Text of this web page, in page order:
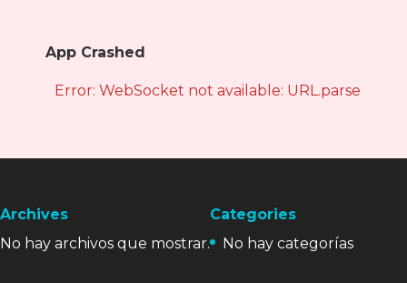
App Crashed
Error: WebSocket not available: URL.parse is
Archives
No hay archivos que mostrar.
Categories
No hay categorías